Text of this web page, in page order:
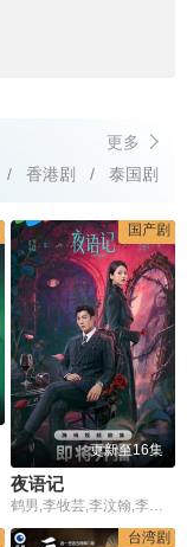
香港剧 泰国剧
更多
国产剧
更新至16集
夜语记
鹤男,李牧芸,李汶翰,李泊文,郭天祺,徐新驰,孙思凡
台湾剧